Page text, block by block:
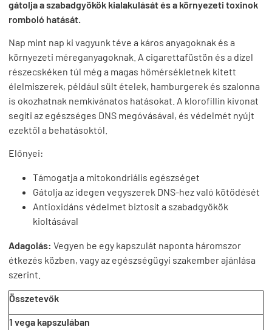
gátolja a szabadgyökök kialakulását és a környezeti toxinok
romboló hatását.
Nap mint nap ki vagyunk téve a káros anyagoknak és a
környezeti méreganyagoknak. A cigarettafüstön és a dízel
részecskéken túl még a magas hőmérsékletnek kitett
élelmiszerek, például sült ételek, hamburgerek és szalonna
is okozhatnak nemkívánatos hatásokat. A klorofillin kivonat
segíti az egészséges DNS megóvásával, és védelmét nyújt
ezektől a behatásoktól.
Előnyei:
Támogatja a mitokondriális egészséget
Gátolja az idegen vegyszerek DNS-hez való kötődését
Antioxidáns védelmet biztosít a szabadgyökök
kioltásával
Adagolás: Vegyen be egy kapszulát naponta háromszor
étkezés közben, vagy az egészségügyi szakember ajánlása
szerint.
Összetevők
1 vega kapszulában